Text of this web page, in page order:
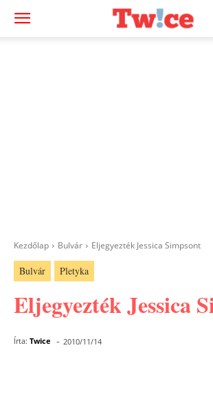
Kezdőlap Bulvár Eljegyezték Jessica Simpsont
Bulvár Pletyka
Eljegyezték Jessica
Írta: Twice - 2010/11/14